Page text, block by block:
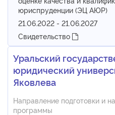
юриспруденции (ЭЦ АЮР)
21.06.2022 - 21.06.2027
Свидетельство
Уральский
юридический
Яковлева
Направление подготовки и
программы